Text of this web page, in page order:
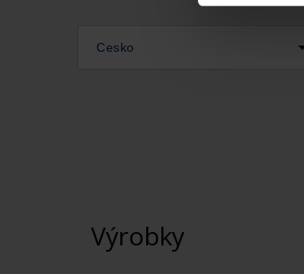
Cesko
Výrobky